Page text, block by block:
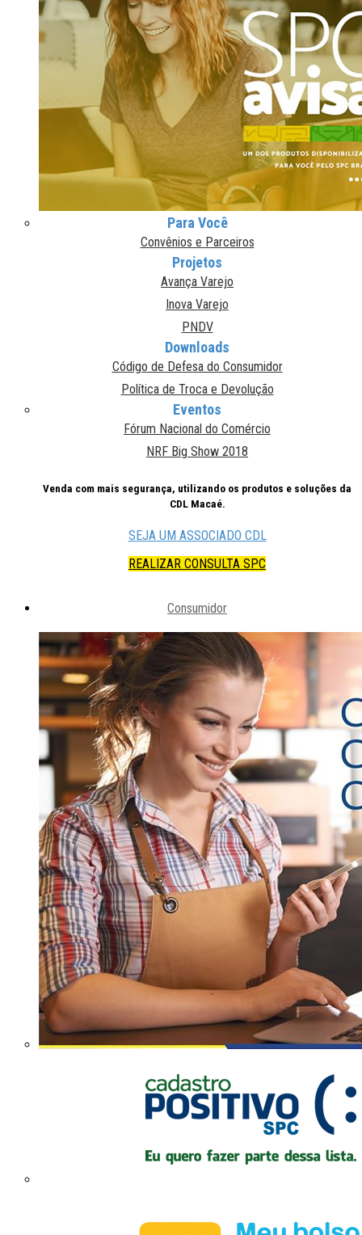
Para Você
Convênios e Parceiros
Projetos
Avança Varejo
Inova Varejo
PNDV
Downloads
Código de Defesa do Consumidor
Política de Troca e Devolução
Eventos
Fórum Nacional do Comércio
NRF Big Show 2018
Venda com mais segurança, utilizando os produtos e soluções da
CDL Macaé.
SEJA UM ASSOCIADO CDL
REALIZAR CONSULTA SPC
Consumidor